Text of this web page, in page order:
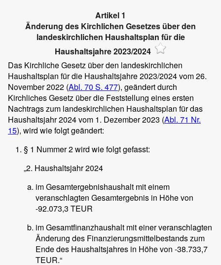
Artikel 1
Änderung des Kirchlichen Gesetzes über den
landeskirchlichen Haushaltsplan für die
Haushaltsjahre 2023/2024
Das Kirchliche Gesetz über den landeskirchlichen
Haushaltsplan für die Haushaltsjahre 2023/2024 vom 26.
November 2022 (Abl. 70 S. 477), geändert durch
Kirchliches Gesetz über die Feststellung eines ersten
Nachtrags zum landeskirchlichen Haushaltsplan für das
Haushaltsjahr 2024 vom 1. Dezember 2023 (Abl. 71 Nr.
15), wird wie folgt geändert:
§ 1 Nummer 2 wird wie folgt gefasst:
„2. Haushaltsjahr 2024
im Gesamtergebnishaushalt mit einem
veranschlagten Gesamtergebnis in Höhe von
-92.073,3 TEUR
im Gesamtfinanzhaushalt mit einer veranschlagten
Änderung des Finanzierungsmittelbestands zum
Ende des Haushaltsjahres in Höhe von -38.733,7
TEUR.“